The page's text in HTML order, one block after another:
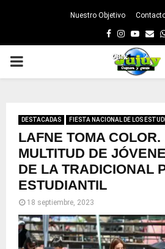
Nuestro Objetivo
Facebook
Instagram
PRIMARY
DESTACADAS FIESTA NACIONAL DE LOS
LAFNE TOMA COLOR.
MULTITUD DE
DE LA TRADICIONAL
ESTUDIANTIL
18 septiembre, 2023